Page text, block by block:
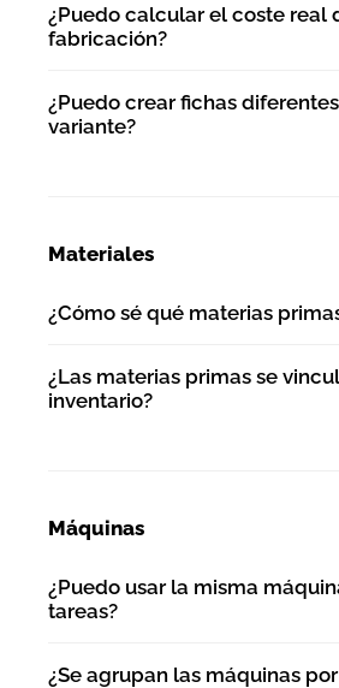
¿Puedo calcular el coste real
fabricación?
¿Puedo crear fichas
variante?
Materiales
¿Cómo sé qué materias
¿Las materias primas se
inventario?
Máquinas
¿Puedo usar la misma
tareas?
¿Se agrupan las máquinas